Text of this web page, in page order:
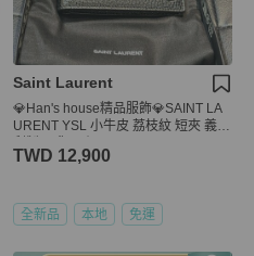
Saint Laurent
💎Han's house精品服飾💎SAINT LA
URENT YSL 小牛皮 荔枝紋 短夾 義大
TWD 12,900
全新品 本地 免運